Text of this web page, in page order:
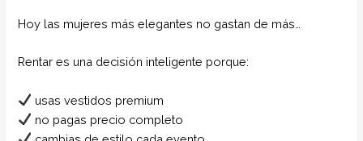
Hoy las mujeres más elegantes no gastan de más…
Rentar es una decisión inteligente porque:
usas vestidos premium
no pagas precio completo